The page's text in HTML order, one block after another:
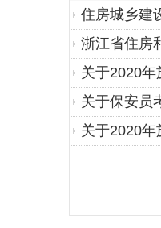
住房城乡建
浙江省住房
关于2020
关于保安员
关于2020